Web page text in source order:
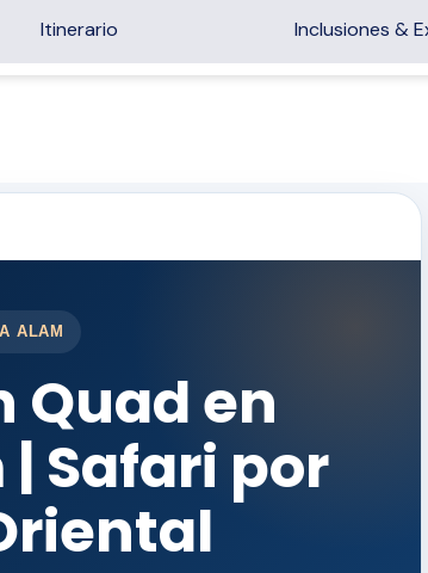
Itinerario Inclusiones &
ALAM
Quad en
Safari por